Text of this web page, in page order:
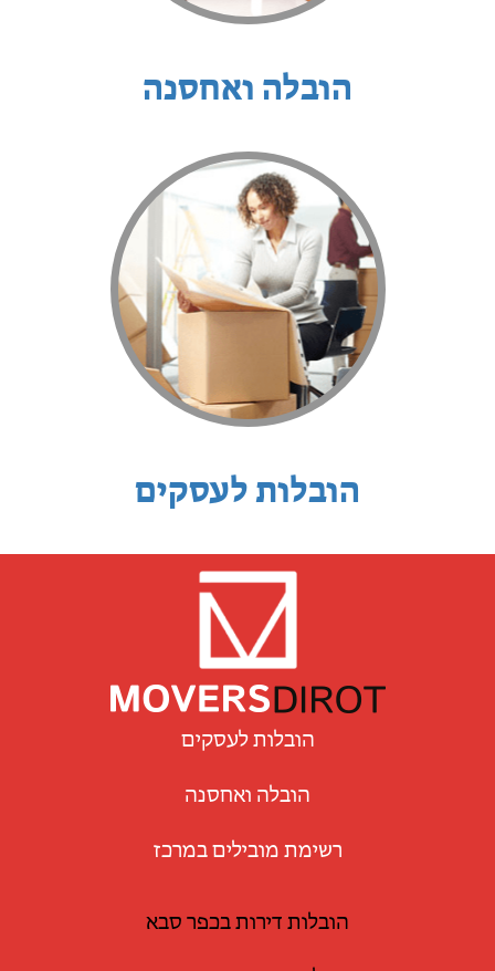
הובלה ואחסנה
הובלות לעסקים
הובלות לעסקים
הובלה ואחסנה
רשימת מובילים במרכז
הובלות דירות בכפר סבא